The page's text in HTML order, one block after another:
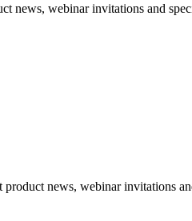
news, webinar invitations and
news, webinar invitations